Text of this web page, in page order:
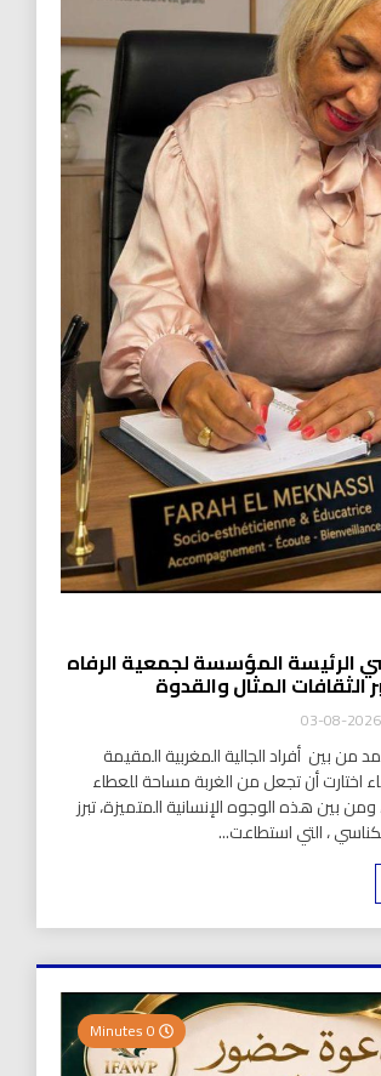
الرئيسة المؤسسة لجمعية الرفاه
الثقافات المثال والقدوة
2026-08-03
بين أفراد الجالية المغربية المقيمة
اختارت أن تجعل من الغربة مساحة للعطاء
بين هذه الوجوه الإنسانية المتميزة، تبرز
، التي استطاعت...